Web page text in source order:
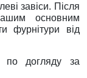
завіси. Після
основним
фурнітури від
по догляду за